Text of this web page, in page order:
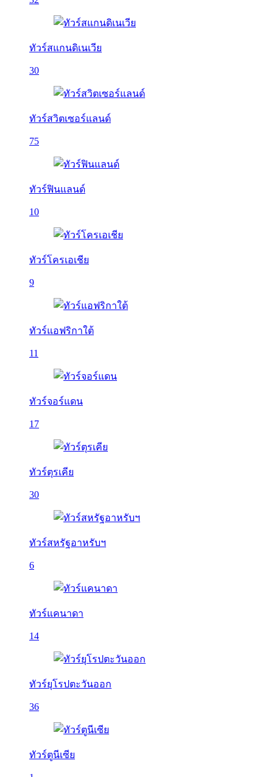
ทัวร์สแกนดิเนเวีย
30
ทัวร์สวิตเซอร์แลนด์
75
ทัวร์ฟินแลนด์
10
ทัวร์โครเอเชีย
9
ทัวร์แอฟริกาใต้
11
ทัวร์จอร์แดน
17
ทัวร์ตุรเคีย
30
ทัวร์สหรัฐอาหรับฯ
6
ทัวร์แคนาดา
14
ทัวร์ยุโรปตะวันออก
36
ทัวร์ตูนีเซีย